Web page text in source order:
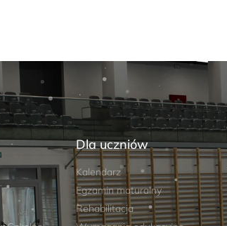
Dla uczniów
Kalendarz
Egzamin maturalny
Rehabilitacja